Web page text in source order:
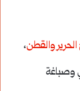
والقطن،
وصباغة